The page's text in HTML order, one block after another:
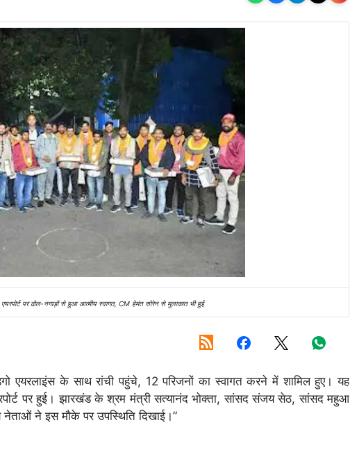
पर ढोल-नगाड़ों से हुआ आत्मीय स्वागत, CM हेमंत सोरेन से मुलाकात भी हुई
एयरलाइंस के साथ रांची पहुंचे, 12 परिजनों का स्वागत करने में शामिल हुए। यह
पर हुई। झारखंड के श्रम मंत्री सत्यानंद भोक्ता, सांसद संजय सेठ, सांसद महुआ
ने इस मौके पर उपस्थिति दिखाई।”